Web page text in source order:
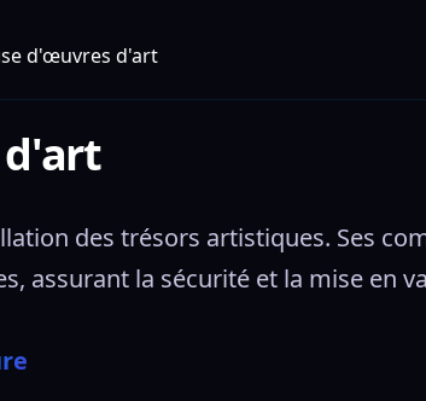
d'œuvres d'art
d'art
des trésors artistiques. Ses
assurant la sécurité et la mise en